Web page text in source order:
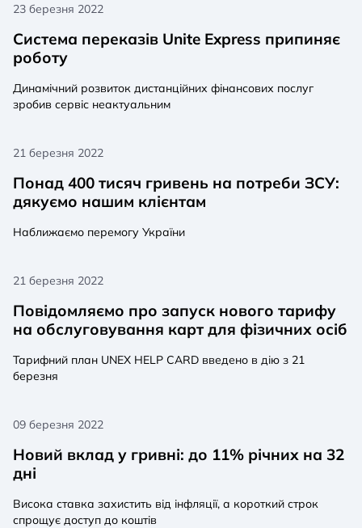
23 березня 2022
Система переказів Unite Express припиняє
роботу
Динамічний розвиток дистанційних фінансових послуг
зробив сервіс неактуальним
21 березня 2022
Понад 400 тисяч гривень на потреби ЗСУ:
дякуємо нашим клієнтам
Наближаємо перемогу України
21 березня 2022
Повідомляємо про запуск нового тарифу
на обслуговування карт для фізичних осіб
Тарифний план UNEX HELP CARD введено в дію з 21
березня
09 березня 2022
Новий вклад у гривні: до 11% річних на 32
дні
Висока ставка захистить від інфляції, а короткий строк
спрощує доступ до коштів